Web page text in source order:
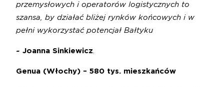
przemysłowych i operatorów logistycznych to
szansa, by działać bliżej rynków końcowych i w
pełni wykorzystać potencjał Bałtyku
~ Joanna Sinkiewicz
Genua (Włochy) – 580 tys. mieszkańców